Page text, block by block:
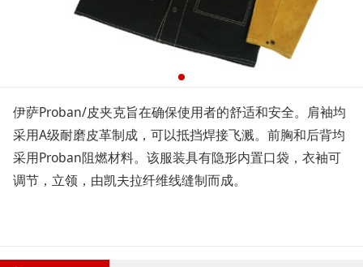
伊萨Proban/皮夹克旨在确保使用者的舒适和安全。肩袖均
采用A级耐磨皮革制成，可以抵挡焊接飞溅。前胸和后背均
采用Proban阻燃材料。该服装具有隐形内置口袋，衣袖可
调节，立领，由凯夫拉纤维线缝制而成。